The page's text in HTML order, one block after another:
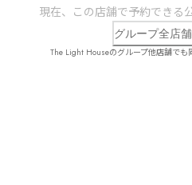
現在、この店舗で予約できる
グループ全店
The Light Houseのグループ他店舗で